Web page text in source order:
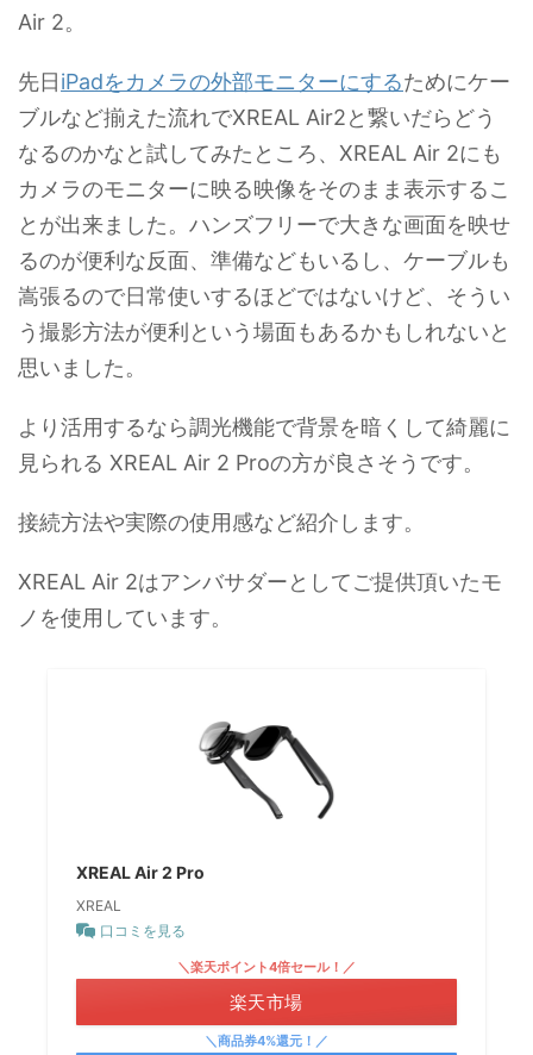
Air 2。
先日iPadをカメラの外部モニターにするためにケー
ブルなど揃えた流れでXREAL Air2と繋いだらどう
なるのかなと試してみたところ、XREAL Air 2にも
カメラのモニターに映る映像をそのまま表示するこ
とが出来ました。ハンズフリーで大きな画面を映せ
るのが便利な反面、準備などもいるし、ケーブルも
嵩張るので日常使いするほどではないけど、そうい
う撮影方法が便利という場面もあるかもしれないと
思いました。
より活用するなら調光機能で背景を暗くして綺麗に
見られる XREAL Air 2 Proの方が良さそうです。
接続方法や実際の使用感など紹介します。
XREAL Air 2はアンバサダーとしてご提供頂いたモ
ノを使用しています。
XREAL Air 2 Pro
XREAL
口コミを見る
＼楽天ポイント4倍セール！／
楽天市場
＼商品券4%還元！／